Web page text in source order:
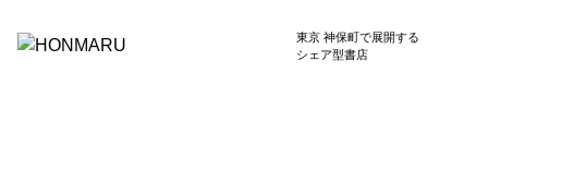
東京 神保町で展開する
シェア型書店